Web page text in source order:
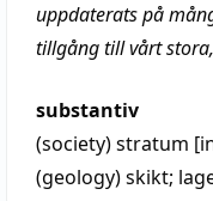
uppdaterats på
tillgång till vårt
substantiv
(society)stratum
(geology)skikt;